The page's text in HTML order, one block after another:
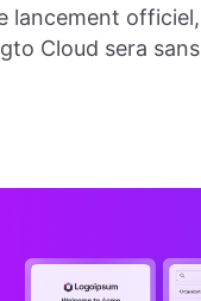
lancement
Cloud sera